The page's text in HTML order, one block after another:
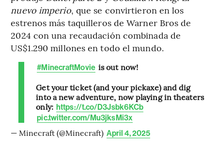
nuevo imperio, que se convirtieron en los
estrenos más taquilleros de Warner Bros de
2024 con una recaudación combinada de
US$1.290 millones en todo el mundo.
#MinecraftMovie is out now!
Get your ticket (and your pickaxe) and dig
into a new adventure, now playing in theaters
only: https://t.co/D3Jsbk6KCb
pic.twitter.com/Mu3jksMi3x
— Minecraft (@Minecraft) April 4, 2025